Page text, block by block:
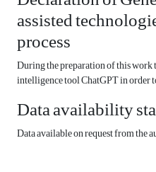
assisted
process
During the preparation of this
intelligence tool ChatGPT in order
Data availability
Data available on request from the